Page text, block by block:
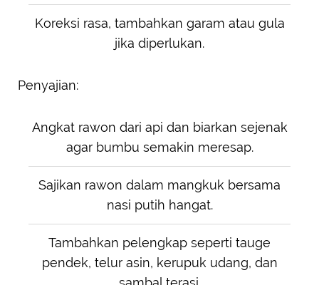
Koreksi rasa, tambahkan garam atau gula
jika diperlukan.
Penyajian:
Angkat rawon dari api dan biarkan sejenak
agar bumbu semakin meresap.
Sajikan rawon dalam mangkuk bersama
nasi putih hangat.
Tambahkan pelengkap seperti tauge
pendek, telur asin, kerupuk udang, dan